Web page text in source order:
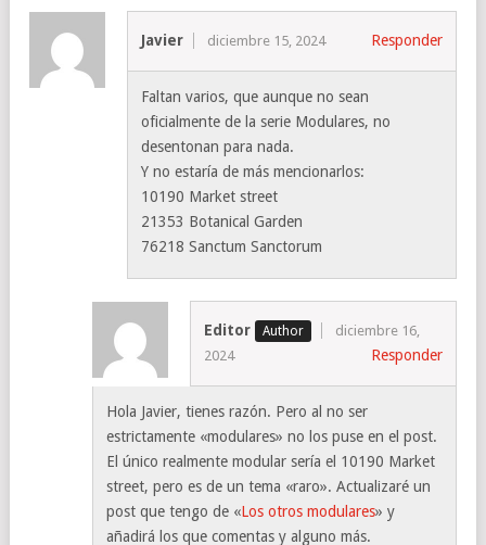
Javier diciembre 15, 2024 Responder
Faltan varios, que aunque no sean
oficialmente de la serie Modulares, no
desentonan para nada.
Y no estaría de más mencionarlos:
10190 Market street
21353 Botanical Garden
76218 Sanctum Sanctorum
Editor
diciembre 16,
2024
Responder
Hola Javier, tienes razón. Pero al no ser
estrictamente «modulares» no los puse en el post.
El único realmente modular sería el 10190 Market
street, pero es de un tema «raro». Actualizaré un
post que tengo de «Los otros modulares» y
añadirá los que comentas y alguno más.